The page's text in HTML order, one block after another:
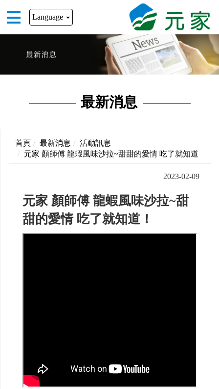
Language
最新消息
首頁 最新消息
活動訊息
元家 顏師傅 龍蝦風味沙拉~甜甜的愛情 吃了就知道
2023-02-09
元家 顏師傅 龍蝦風味沙拉~甜
甜的愛情 吃了就知道！